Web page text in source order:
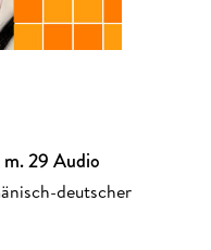
m. 29 Audio
deutscher